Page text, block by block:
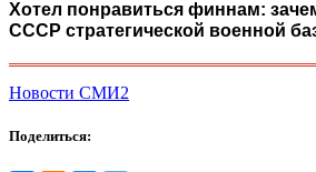
Хотел понравиться финнам:
СССР стратегической военной
Новости СМИ2
Поделиться: